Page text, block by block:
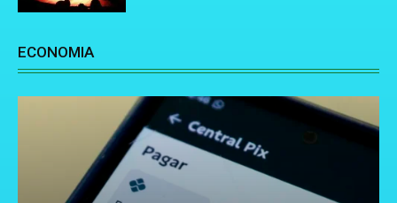
ECONOMIA